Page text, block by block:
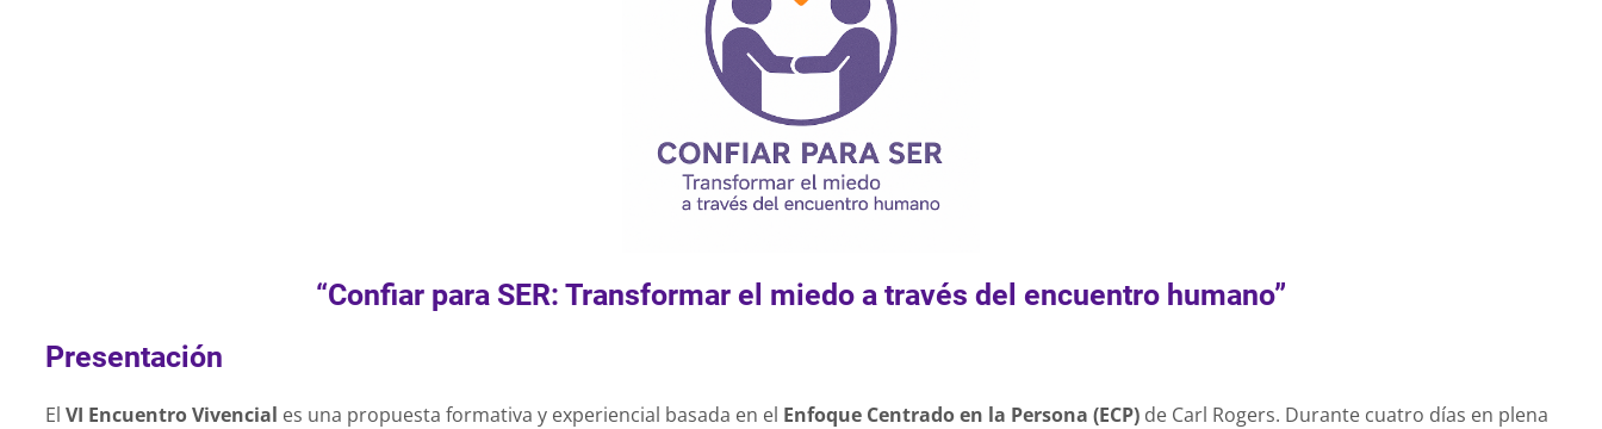
Certificado
Online
“Confiar para SER: Transformar el miedo a través del encuentro humano”
Presentación
El VI Encuentro Vivencial es una propuesta formativa y experiencial basada en el Enfoque Centrado en la Persona (ECP) de Carl Rogers. Durante cuatro días en plena